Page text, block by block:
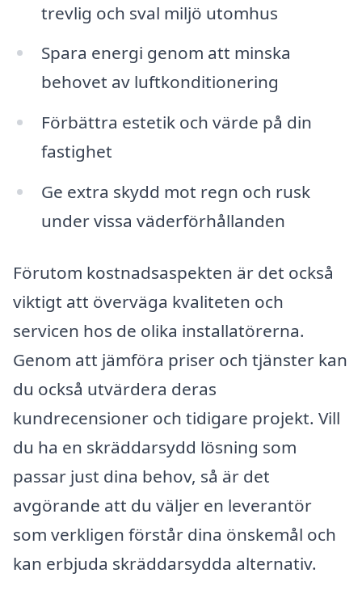
trevlig och sval miljö utomhus
Spara energi genom att minska
behovet av luftkonditionering
Förbättra estetik och värde på din
fastighet
Ge extra skydd mot regn och rusk
under vissa väderförhållanden
Förutom kostnadsaspekten är det också
viktigt att överväga kvaliteten och
servicen hos de olika installatörerna.
Genom att jämföra priser och tjänster kan
du också utvärdera deras
kundrecensioner och tidigare projekt. Vill
du ha en skräddarsydd lösning som
passar just dina behov, så är det
avgörande att du väljer en leverantör
som verkligen förstår dina önskemål och
kan erbjuda skräddarsydda alternativ.